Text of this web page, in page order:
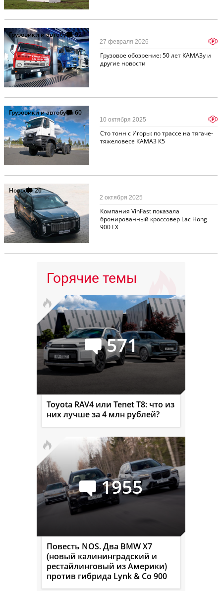
Грузовики и автобусы92
Грузовое обозрение: 50 лет КАМАЗу и
другие новости
27 февраля 2026 p
Грузовики и автобусы60
Сто тонн с Игоры: по трассе на тягаче-
тяжеловесе КАМАЗ К5
10 октября 2025 p
Новости26
Компания VinFast показала
бронированный кроссовер Lac Hong
900 LX
2 октября 2025
Горячие темы
571
Toyota RAV4 или Tenet T8: что из
них лучше за 4 млн рублей?
1955
Повесть NOS. Два BMW X7
(новый калининградский и
рестайлинговый из Америки)
против гибрида Lynk & Co 900